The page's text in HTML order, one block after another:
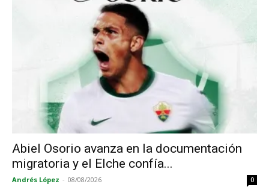
Abiel Osorio avanza en la documentación
migratoria y el Elche confía...
Andrés López - 08/08/2026 0